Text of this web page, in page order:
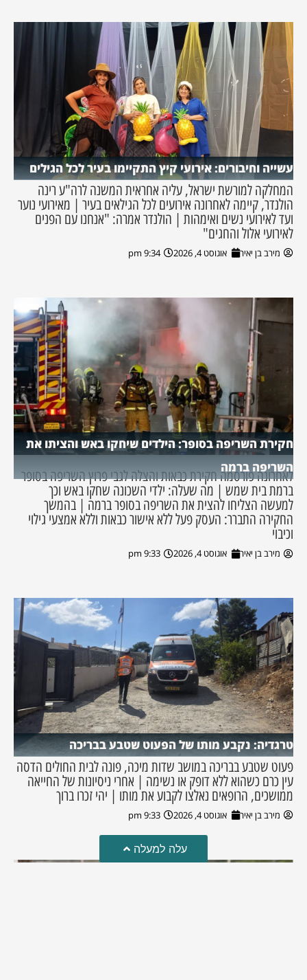
עשייה וחיבורים: אירועי קיץ התקיימו בעיר לכל הגילים
המחלקה למורשת ישראל, עליה אחראית המשנה לרה"ע רינה
הולנדר, קיימה לאחרונה אירועים לכל הגילאים בעיר | מאירועי נוער
ועד לאירועי נשים ואימהות | הולנדר אמרה: "אנחנו עם הפנים
לאירועי אלול והחגים"
מירב בן יאיר אוגוסט 4, 2026 9:34 pm
חקירת השריפה בסופר: הילדים שיחקו באש והציתו את
השריפה ברמה
לאחרונה פורסמה חקירת כבאות והצלה לגבי פרוץ השריפה בסופר
ברמת בית שמש | מה שעלה: ילדי השכונה שחקו באש וכך
למעשה הצליחו להצית את השריפה בסופר ברמה | בהמשך
החקירה התברר: העסק פעל ללא אישור כבאות וללא אמצעי גילוי
וכיבוי
מירב בן יאיר אוגוסט 4, 2026 9:33 pm
טרגדיה: נקבע מותו של הפעוט שטבע בבריכה
פעוט שטבע בבריכה במושב שדות מיכה, פונה לבית החולים הדסה
עין כרם כשהוא ללא דופק או נשימה | אחרי ניסיונות של החייאה
ממושכים, הרופאים נאלצו לקבוע את מותו | יהי זכרו ברוך
מירב בן יאיר אוגוסט 4, 2026 9:33 pm
עלה למעלה